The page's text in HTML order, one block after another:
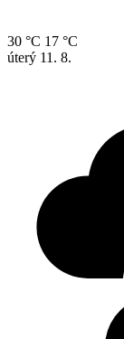
30 °C 17 °C
úterý 11. 8.